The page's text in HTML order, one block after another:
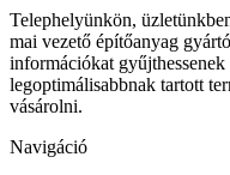
Telephelyünkön,
mai vezető építőanyag
információkat gyűjthessenek
legoptimálisabbnak tartott
vásárolni.
Navigáció